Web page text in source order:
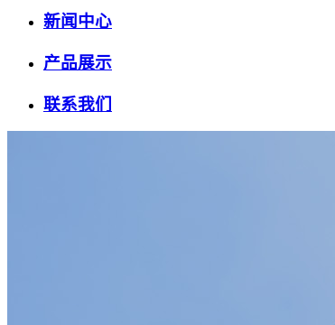
新闻中心
产品展示
联系我们